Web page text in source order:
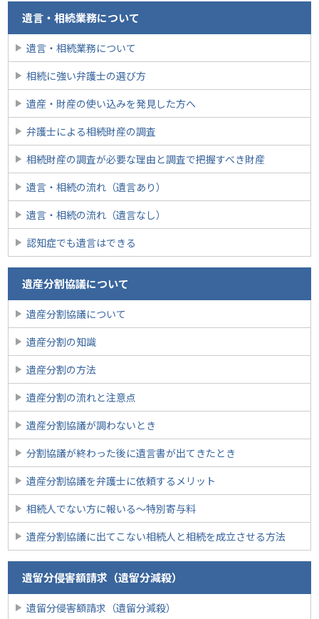
遺言・相続業務について
遺言・相続業務について
相続に強い弁護士の選び方
遺産・財産の使い込みを発見した方へ
弁護士による相続財産の調査
相続財産の調査が必要な理由と調査で把握すべき財産
遺言・相続の流れ（遺言あり）
遺言・相続の流れ（遺言なし）
認知症でも遺言はできる
遺産分割協議について
遺産分割協議について
遺産分割の知識
遺産分割の方法
遺産分割の流れと注意点
遺産分割協議が調わないとき
分割協議が終わった後に遺言書が出てきたとき
遺産分割協議を弁護士に依頼するメリット
相続人でない方に報いる〜特別寄与料
遺産分割協議に出てこない相続人と相続を成立させる方法
遺留分侵害額請求（遺留分減殺）
遺留分侵害額請求（遺留分減殺）